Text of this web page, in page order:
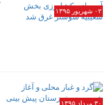
۰۲ شهریور ۱۳۹۵
۳۰ مرداد ۱۳۹۵